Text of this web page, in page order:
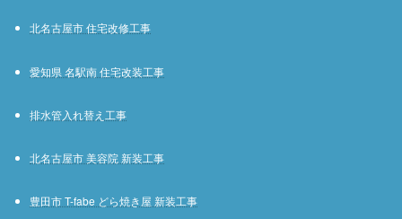
北名古屋市 住宅改修工事
愛知県 名駅南 住宅改装工事
排水管入れ替え工事
北名古屋市 美容院 新装工事
豊田市 T-fabe どら焼き屋 新装工事